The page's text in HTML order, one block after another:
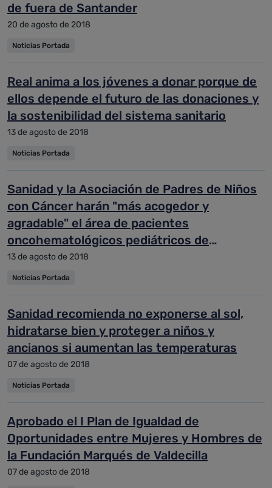
de fuera de Santander
20 de agosto de 2018
Noticias Portada
Real anima a los jóvenes a donar porque de
ellos depende el futuro de las donaciones y
la sostenibilidad del sistema sanitario
13 de agosto de 2018
Noticias Portada
Sanidad y la Asociación de Padres de Niños
con Cáncer harán "más acogedor y
agradable" el área de pacientes
oncohematológicos pediátricos de
Valdecilla
13 de agosto de 2018
Noticias Portada
Sanidad recomienda no exponerse al sol,
hidratarse bien y proteger a niños y
ancianos si aumentan las temperaturas
07 de agosto de 2018
Noticias Portada
Aprobado el I Plan de Igualdad de
Oportunidades entre Mujeres y Hombres de
la Fundación Marqués de Valdecilla
07 de agosto de 2018